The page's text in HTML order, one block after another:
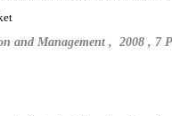
and Management , 2008 , 7